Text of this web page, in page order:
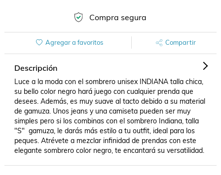
Compra segura
Agregar a favoritos Compartir
Descripción
Luce a la moda con el sombrero unisex INDIANA talla chica,
su bello color negro hará juego con cualquier prenda que
desees. Además, es muy suave al tacto debido a su material
de gamuza. Unos jeans y una camiseta pueden ser muy
simples pero si los combinas con el sombrero Indiana, talla
"S"  gamuza, le darás más estilo a tu outfit, ideal para los
peques. Atrévete a mezclar infinidad de prendas con este
elegante sombrero color negro, te encantará su versatilidad.